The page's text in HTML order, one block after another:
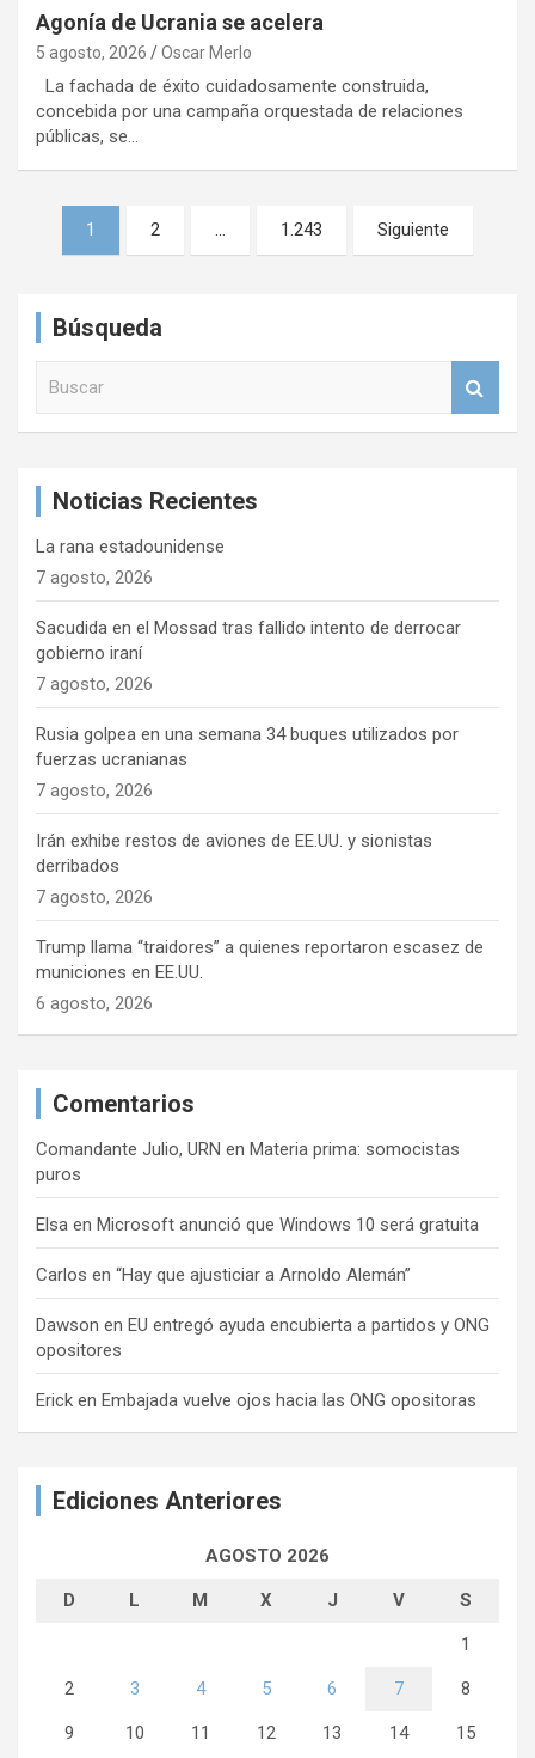
Agonía de Ucrania se acelera
5 agosto, 2026 Oscar Merlo
La fachada de éxito cuidadosamente construida,
concebida por una campaña orquestada de relaciones
públicas, se…
1 2 … 1.243 Siguiente
Búsqueda
Noticias Recientes
La rana estadounidense
7 agosto, 2026
Sacudida en el Mossad tras fallido intento de derrocar
gobierno iraní
7 agosto, 2026
Rusia golpea en una semana 34 buques utilizados por
fuerzas ucranianas
7 agosto, 2026
Irán exhibe restos de aviones de EE.UU. y sionistas
derribados
7 agosto, 2026
Trump llama “traidores” a quienes reportaron escasez de
municiones en EE.UU.
6 agosto, 2026
Comentarios
Comandante Julio, URN en Materia prima: somocistas
puros
Elsa en Microsoft anunció que Windows 10 será gratuita
Carlos en “Hay que ajusticiar a Arnoldo Alemán”
Dawson en EU entregó ayuda encubierta a partidos y ONG
opositores
Erick en Embajada vuelve ojos hacia las ONG opositoras
Ediciones Anteriores
AGOSTO 2026
D L M X J V S
1
2 3 4 5 6 7 8
9 10 11 12 13 14 15